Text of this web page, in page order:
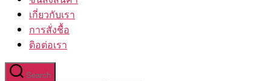
เกี่ยวกับเรา
การสั่งชื้อ
ติอต่อเรา
Search